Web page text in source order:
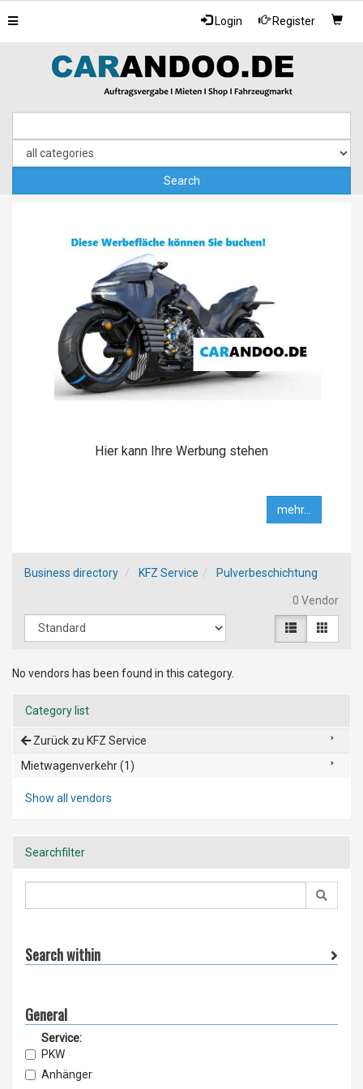
Login Register
Toggle
navigation
Hier kann Ihre Werbung stehen
mehr...
Business directory KFZ Service Pulverbeschichtung
0 Vendor
No vendors has been found in this category.
Category list
Zurück zu KFZ Service
Mietwagenverkehr (1)
Show all vendors
Searchfilter
Search within
General
Service:
PKW
Anhänger